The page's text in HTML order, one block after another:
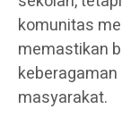
komunitas
memastikan
masyarakat.